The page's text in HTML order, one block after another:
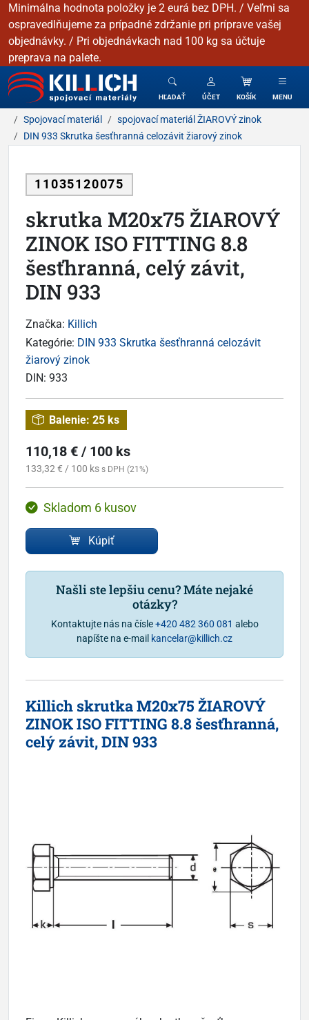
Minimálna hodnota položky je 2 eurá bez DPH. / Veľmi sa
ospravedlňujeme za prípadné zdržanie pri príprave vašej
objednávky. / Pri objednávkach nad 100 kg sa účtuje
preprava na palete.
KILLICH - Spojovacie materiály
HĽADAŤ ÚČET KOŠÍK MENU
Spojovací materiál
spojovací materiál ŽIAROVÝ zinok
DIN 933 Skrutka šesťhranná celozávit žiarový zinok
11035120075
skrutka M20x75 ŽIAROVÝ
ZINOK ISO FITTING 8.8
šesťhranná, celý závit,
DIN 933
Značka: Killich
Kategórie: DIN 933 Skrutka šesťhranná celozávit
žiarový zinok
DIN: 933
Balenie: 25 ks
110,18 € / 100 ks
133,32 € / 100 ks s DPH (21%)
Skladom 6 kusov
Kúpiť
Našli ste lepšiu cenu? Máte nejaké
otázky?
Kontaktujte nás na čísle+420 482 360 081 alebo
napíšte na e-mail kancelar@killich.cz
Killich skrutka M20x75 ŽIAROVÝ
ZINOK ISO FITTING 8.8 šesťhranná,
celý závit, DIN 933